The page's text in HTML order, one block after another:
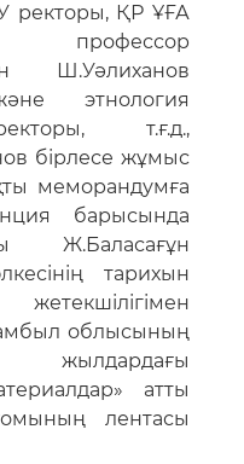
ректоры, ҚР ҰҒА
профессор
Ш.Уәлиханов
этнология
т.ғ.д.,
бірлесе жұмыс
меморандумға
барысында
Ж.Баласағұн
тарихын
облысының
жылдардағы
атты
лентасы